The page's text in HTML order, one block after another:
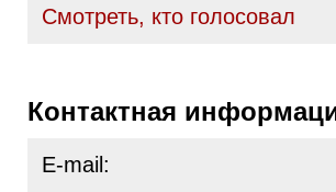
Cмотреть, кто голосовал
Контактная
E-mail: